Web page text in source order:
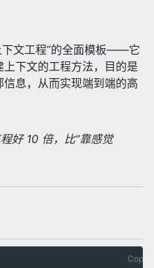
下文工程”的全面模板——它
下文的工程方法，目的是
息，从而实现端到端的高
好 10 倍，比“靠感觉
Copy